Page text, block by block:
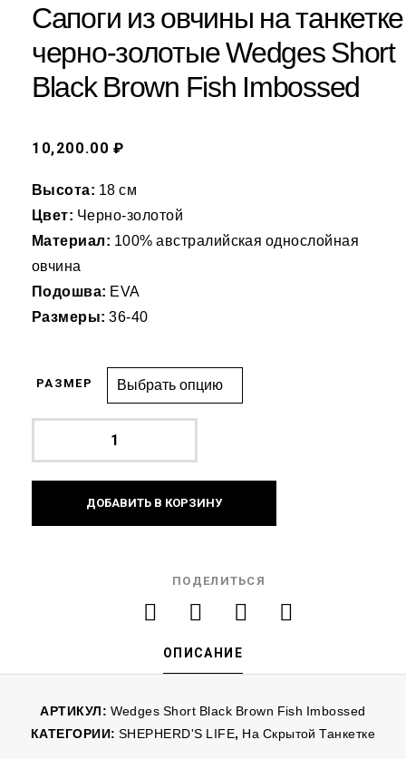
Сапоги из овчины на танкетке
черно-золотые Wedges Short
Black Brown Fish Imbossed
10,200.00 ₽
Высота: 18 см
Цвет: Черно-золотой
Материал: 100% австралийская однослойная
овчина
Подошва: EVA
Размеры:36-40
РАЗМЕР
ДОБАВИТЬ В КОРЗИНУ
ПОДЕЛИТЬСЯ
ОПИСАНИЕ
АРТИКУЛ: Wedges Short Black Brown Fish Imbossed
КАТЕГОРИИ: SHEPHERD'S LIFE, На Скрытой Танкетке